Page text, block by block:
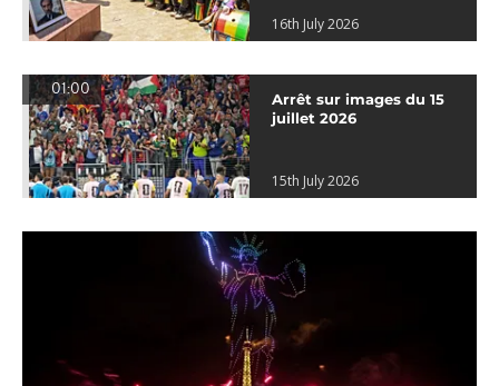
16th July 2026
01:00
Arrêt sur images du 15
juillet 2026
15th July 2026